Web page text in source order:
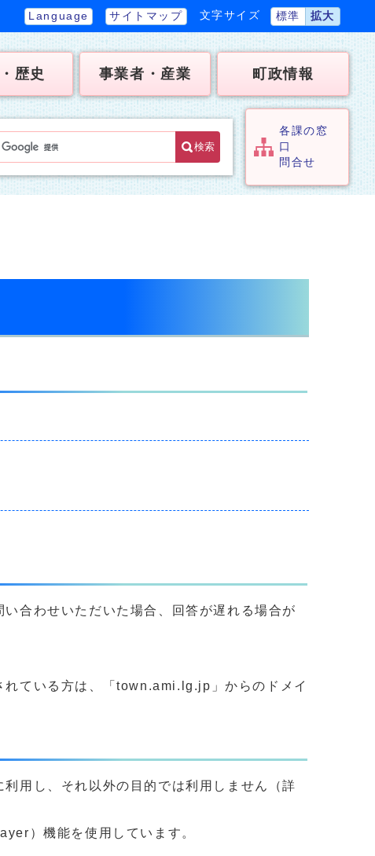
Language サイトマップ 文字サイズ 標準 拡大
歴史 事業者・産業 町政情報
検索
各課の窓
口
問合せ
合わせいただいた場合、回答が遅れる場合が
れている方は、「town.ami.lg.jp」からのドメイ
用し、それ以外の目的では利用しません（詳
）機能を使用しています。